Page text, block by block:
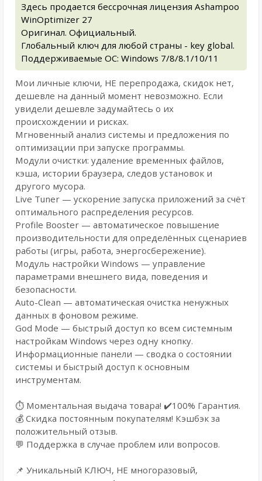
Здесь продается бессрочная лицензия Ashampoo
WinOptimizer 27
Оригинал. Официальный.
Глобальный ключ для любой страны - key global.
Поддерживаемые ОС: Windows 7/8/8.1/10/11
Мои личные ключи, НЕ перепродажа, скидок нет,
дешевле на данный момент невозможно. Если
увидели дешевле задумайтесь о их
происхождении и рисках.
Мгновенный анализ системы и предложения по
оптимизации при запуске программы.
Модули очистки: удаление временных файлов,
кэша, истории браузера, следов установок и
другого мусора.
Live Tuner — ускорение запуска приложений за счёт
оптимального распределения ресурсов.
Profile Booster — автоматическое повышение
производительности для определённых сценариев
работы (игры, работа, энергосбережение).
Модуль настройки Windows — управление
параметрами внешнего вида, поведения и
безопасности.
Auto-Clean — автоматическая очистка ненужных
данных в фоновом режиме.
God Mode — быстрый доступ ко всем системным
настройкам Windows через одну кнопку.
Информационные панели — сводка о состоянии
системы и быстрый доступ к основным
инструментам.
⏱️ Моментальная выдача товара! ✔️100% Гарантия.
💰 Cкидка постоянным покупателям! Кэшбэк за
положительный отзыв.
💬 Поддержка в случае проблем или вопросов.
📌 Уникальный КЛЮЧ, НЕ многоразовый,